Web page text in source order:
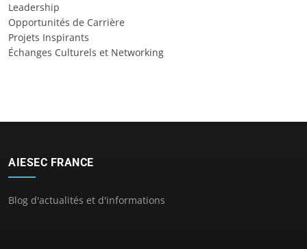
Leadership
Opportunités de Carrière
Projets Inspirants
Échanges Culturels et Networking
AIESEC FRANCE
Blog d'actualités et d'informations